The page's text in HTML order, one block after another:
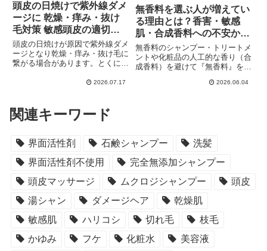
頭皮の日焼けで紫外線ダメ
ージに 乾燥・痒み・抜け
毛対策 敏感頭皮の適切な
頭皮ケア
頭皮の日焼けが原因で紫外線ダメ
ージとなり乾燥・痒み・抜け毛に
繋がる場合があります。とくに敏
傘等での日焼け予防に加えて、日
皮が紫外線ダメージを受けやすい
理由」「頭皮の日焼けでの紫外線
線から守る対策」「紫外線ダメー
ジのアフターケア方法」「敏感頭
皮の方に注意して欲しいポイン
ト」を記述。
2026.07.17
無香料を選ぶ人が増えてい
る理由とは？香害・敏感
肌・合成香料への不安から
見える消費者心理
無香料のシャンプー・トリートメ
ントや化粧品の人工的な香り（合
成香料）を避けて『無香料』を選
への影響（頭痛・めまい・化学物
言葉が広く認知。
2026.06.04
関連キーワード
界面活性剤 石鹸シャンプー
洗髪
界面活性剤不使用
完全無添加シャンプー
頭皮マッサージ
ムクロジシャンプー
頭皮
湯シャン
ダメージヘア
乾燥肌
敏感肌
ハリコシ 切れ毛
枝毛
かゆみ
フケ 化粧水
美容液